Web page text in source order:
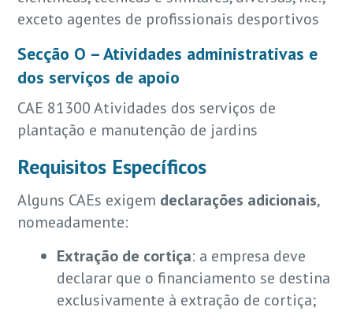
exceto agentes de profissionais desportivos
Secção O – Atividades administrativas e
dos serviços de apoio
CAE 81300 Atividades dos serviços de
plantação e manutenção de jardins
Requisitos Específicos
Alguns CAEs exigem declarações adicionais,
nomeadamente:
Extração de cortiça: a empresa deve
declarar que o financiamento se destina
exclusivamente à extração de cortiça;